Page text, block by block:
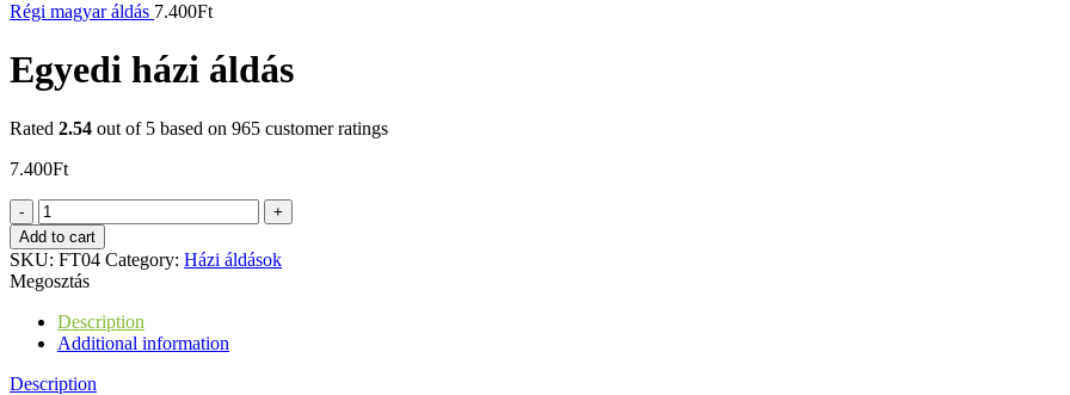
Régi magyar áldás 7.400Ft
Egyedi házi áldás
Rated 2.54 out of 5 based on 965 customer ratings
7.400Ft
Egyedi
házi
áldás
quantity
Add to cart
SKU: FT04 Category: Házi áldások
Megosztás
Description
Additional information
Description